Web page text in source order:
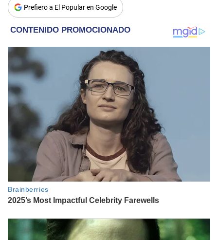
Prefiero a El Popular en Google